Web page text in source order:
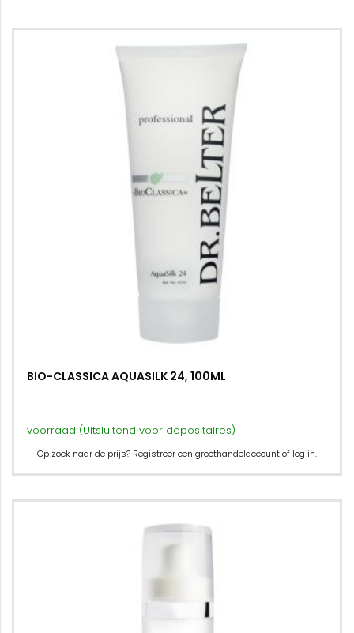
BIO-CLASSICA AQUASILK 24, 100ML
voorraad (Uitsluitend voor depositaires)
Op zoek naar de prijs? Registreer een groothandelaccount of log in.